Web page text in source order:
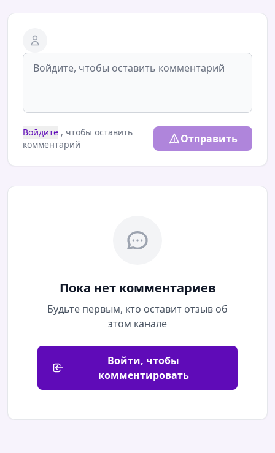
Войдите , чтобы оставить
комментарий
Отправить
Пока нет комментариев
Будьте первым, кто оставит отзыв об
этом канале
Войти, чтобы
комментировать